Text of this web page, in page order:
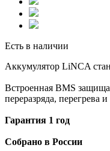
Есть в наличии
Аккумулятор LiNCA
Встроенная BMS
переразряда, перегрева
Гарантия 1 год
Собрано в России